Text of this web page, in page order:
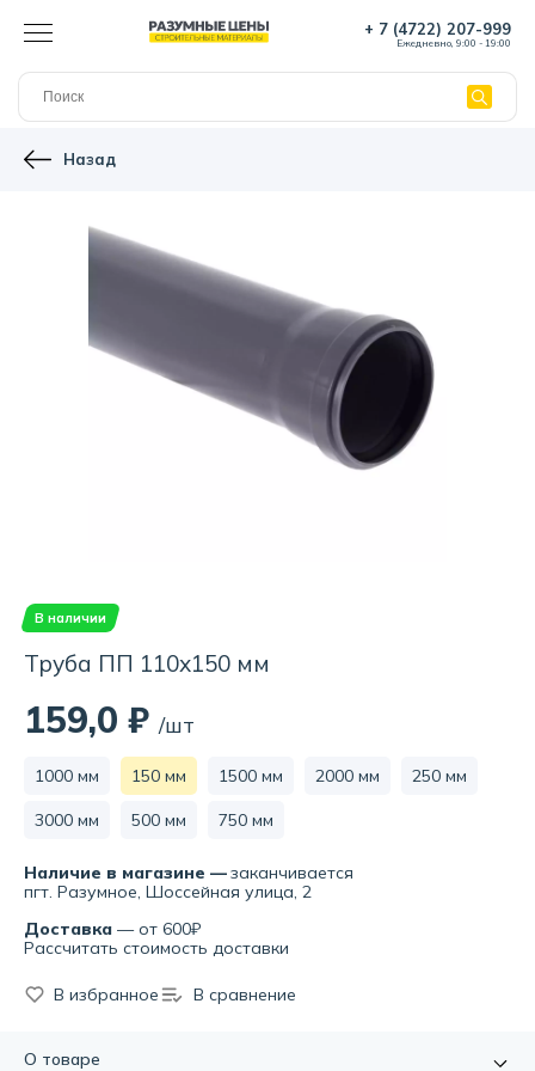
+ 7 (4722) 207-999
Ежедневно, 9:00 - 19:00
Назад
В наличии
Труба ПП 110х150 мм
159,0 ₽ /шт
1000 мм 150 мм 1500 мм 2000 мм 250 мм
3000 мм 500 мм 750 мм
Наличие в магазине —заканчивается
пгт. Разумное, Шоссейная улица, 2
Доставка — от 600₽
Рассчитать стоимость доставки
В избранное В сравнение
О товаре